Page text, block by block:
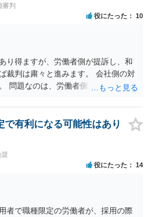
ご質問３に対して】 「協調性のな
らない様に思います。 指導や面談も
たら、反省するチャンスも与えなか
と思われます。 以上、ご質問が簡略
お答えします。 ご参考になさって下
審判
役にたった 10
り得ますが、労働者側が提訴し、和
裁判は粛々と進みます。 会社側の対
問題なのは、労働者側が「争わな
で有利になる可能性はあり
奨
役にたった 14
者で職種限定の労働者が、採用の際